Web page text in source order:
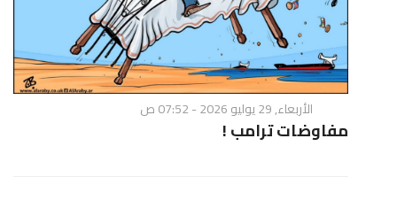
الأربعاء, 29 يوليو 2026 - 07:52 ص
مفاوضات ترامب !